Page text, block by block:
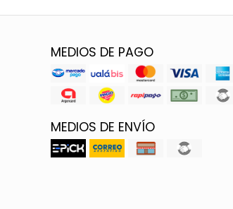
MEDIOS DE PAGO
MEDIOS DE ENVÍO